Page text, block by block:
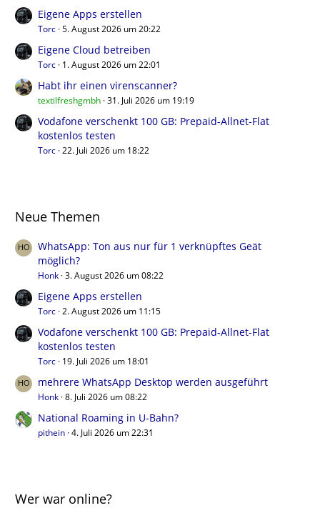
Eigene Apps erstellen
Torc 5. August 2026 um 20:22
Eigene Cloud betreiben
Torc 1. August 2026 um 22:01
Habt ihr einen virenscanner?
textilfreshgmbh 31. Juli 2026 um 19:19
Vodafone verschenkt 100 GB: Prepaid-Allnet-Flat
kostenlos testen
Torc 22. Juli 2026 um 18:22
Neue Themen
WhatsApp: Ton aus nur für 1 verknüpftes Geät
möglich?
Honk 3. August 2026 um 08:22
Eigene Apps erstellen
Torc 2. August 2026 um 11:15
Vodafone verschenkt 100 GB: Prepaid-Allnet-Flat
kostenlos testen
Torc 19. Juli 2026 um 18:01
mehrere WhatsApp Desktop werden ausgeführt
Honk 8. Juli 2026 um 08:22
National Roaming in U-Bahn?
pithein 4. Juli 2026 um 22:31
Wer war online?